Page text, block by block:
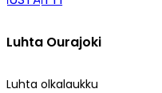
Luhta Ourajoki
Luhta olkalaukku